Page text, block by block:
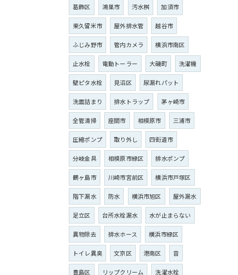
葛飾区 鴻巣市 汚水桝 加須市
東久留米市 屋外排水管 越谷市
ふじみ野市 管内カメラ 横浜市南区
止水栓 電動トーラー 大磯町 洗濯機
壁ピタ水栓 見沼区 尿漏れパット
洗面詰まり 排水トラップ 茅ヶ崎市
全管清掃 座間市 相模原市 三浦市
圧縮ポンプ 取り外し 四街道市
分岐金具 相模原市緑区 排水ポンプ
鶴ヶ島市 川崎市宮前区 横浜市戸塚区
階下漏水 防水 横浜市旭区 屋外漏水
足立区 台所水栓漏水 水が止まらない
異物除去 排水ホース 横浜市緑区
トイレ異臭 文京区 港南区 音
豊島区 リップクリーム 洗濯水栓